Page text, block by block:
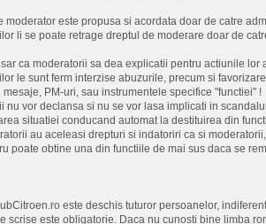
moderator este propusa si acordata doar de catre
li se poate retrage dreptul de moderare doar de
ca moderatorii sa dea explicatii pentru actiunile
le sunt ferm interzise abuzurile, precum si
mesaje, PM-uri, sau instrumentele specifice "functiei" !
nu vor declansa si nu se vor lasa implicati in
situatiei conducand automat la destituirea din
au aceleasi drepturi si indatoriri ca si
poate obtine una din functiile de mai sus daca se
este deschis tuturor persoanelor,
scrise este obligatorie. Daca nu cunosti bine limba